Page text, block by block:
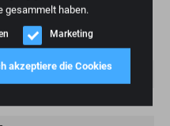
gesammelt haben.
Marketing
akzeptiere die Cookies